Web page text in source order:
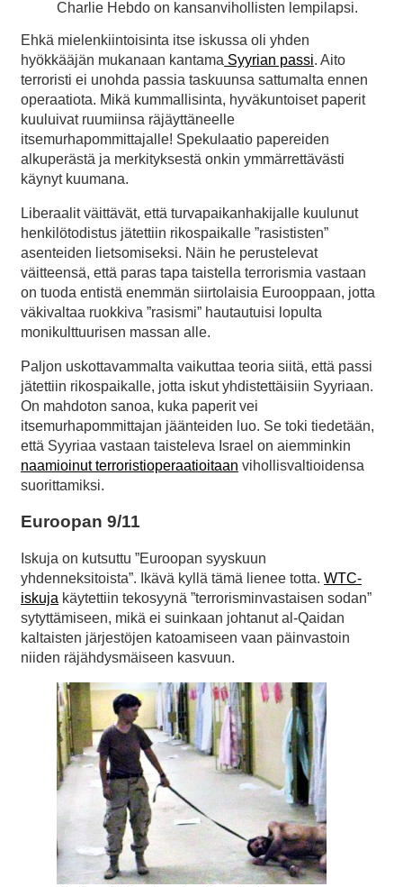
Charlie Hebdo on kansanvihollisten lempilapsi.
Ehkä mielenkiintoisinta itse iskussa oli yhden
hyökkääjän mukanaan kantama Syyrian passi. Aito
terroristi ei unohda passia taskuunsa sattumalta ennen
operaatiota. Mikä kummallisinta, hyväkuntoiset paperit
kuuluivat ruumiinsa räjäyttäneelle
itsemurhapommittajalle! Spekulaatio papereiden
alkuperästä ja merkityksestä onkin ymmärrettävästi
käynyt kuumana.
Liberaalit väittävät, että turvapaikanhakijalle kuulunut
henkilötodistus jätettiin rikospaikalle ”rasististen”
asenteiden lietsomiseksi. Näin he perustelevat
väitteensä, että paras tapa taistella terrorismia vastaan
on tuoda entistä enemmän siirtolaisia Eurooppaan, jotta
väkivaltaa ruokkiva ”rasismi” hautautuisi lopulta
monikulttuurisen massan alle.
Paljon uskottavammalta vaikuttaa teoria siitä, että passi
jätettiin rikospaikalle, jotta iskut yhdistettäisiin Syyriaan.
On mahdoton sanoa, kuka paperit vei
itsemurhapommittajan jäänteiden luo. Se toki tiedetään,
että Syyriaa vastaan taisteleva Israel on aiemminkin
naamioinut terroristioperaatioitaan vihollisvaltioidensa
suorittamiksi.
Euroopan 9/11
Iskuja on kutsuttu ”Euroopan syyskuun
yhdenneksitoista”. Ikävä kyllä tämä lienee totta. WTC-
iskuja käytettiin tekosyynä ”terrorisminvastaisen sodan”
sytyttämiseen, mikä ei suinkaan johtanut al-Qaidan
kaltaisten järjestöjen katoamiseen vaan päinvastoin
niiden räjähdysmäiseen kasvuun.